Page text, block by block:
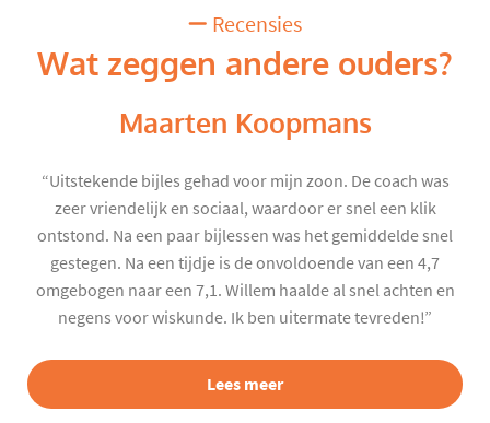
Recensies
Wat zeggen andere ouders?
Maarten Koopmans
“Uitstekende bijles gehad voor mijn zoon. De coach was
zeer vriendelijk en sociaal, waardoor er snel een klik
ontstond. Na een paar bijlessen was het gemiddelde snel
gestegen. Na een tijdje is de onvoldoende van een 4,7
omgebogen naar een 7,1. Willem haalde al snel achten en
negens voor wiskunde. Ik ben uitermate tevreden!”
Lees meer